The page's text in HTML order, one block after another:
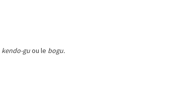
kendo-guou le bogu.